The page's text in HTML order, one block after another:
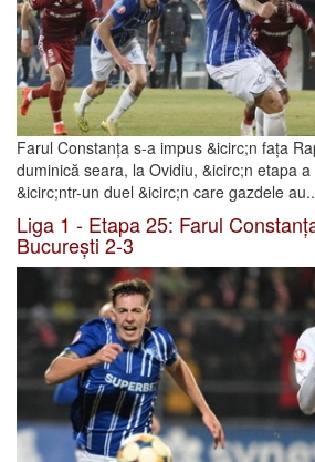
Farul Constanța s-a impus &icirc;n fața
duminică seara, la Ovidiu, &icirc;n etapa
&icirc;ntr-un duel &icirc;n care gazdele
Liga 1 - Etapa 25: Farul
București 2-3